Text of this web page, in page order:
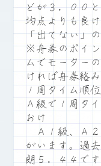
どが３．００
均点よりも良
「出てない」
※舟券のポイ
ムでモーター
ければ舟券絡
１周タイム順
Ａ級で１周タ
おけ
Ａ１級、Ａ２
がいます。過
朗５．４４で